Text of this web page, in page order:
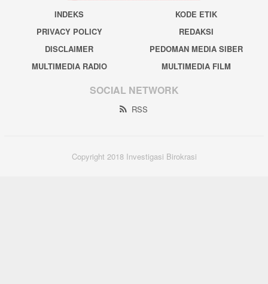
INDEKS
KODE ETIK
PRIVACY POLICY
REDAKSI
DISCLAIMER
PEDOMAN MEDIA SIBER
MULTIMEDIA RADIO
MULTIMEDIA FILM
SOCIAL NETWORK
RSS
Copyright 2018 Investigasi Birokrasi